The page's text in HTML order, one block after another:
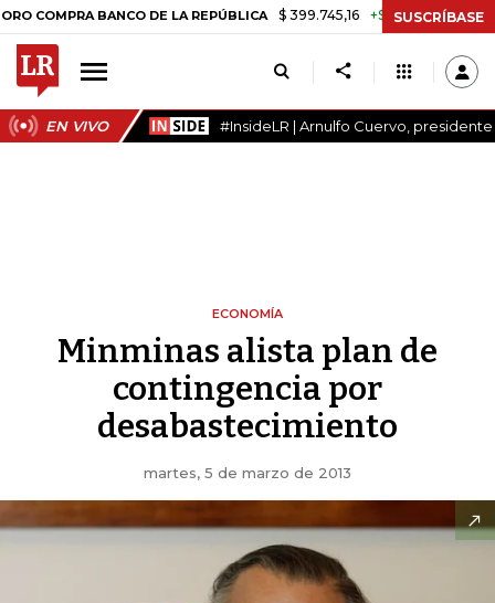
BANCO DE LA REPÚBLICA $ 399.745,16 +$ 2.295,71 +0,58%
SUSCRÍBASE
EN VIVO #InsideLR | Arnulfo Cuervo,
ECONOMÍA
Minminas alista plan de
contingencia por
desabastecimiento
martes, 5 de marzo de 2013